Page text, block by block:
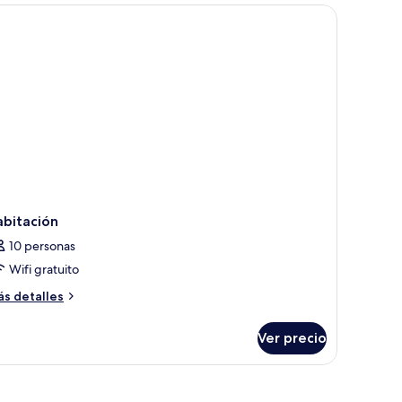
10 personas
Wifi gratuito
detalles
Ver precio